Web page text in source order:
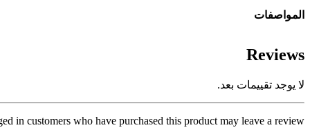
المواصفات
Reviews
لا يوجد تقييمات بعد.
in customers who have purchased this product may leave a review.